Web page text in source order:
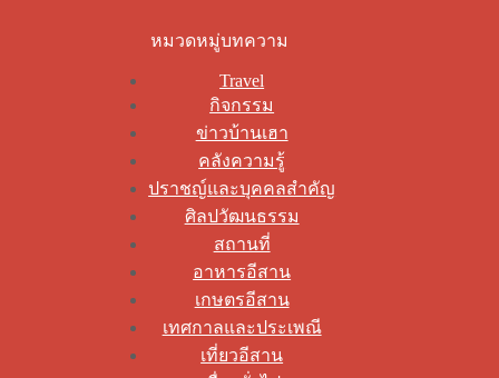
หมวดหมู่บทความ
Travel
กิจกรรม
ข่าวบ้านเฮา
คลังความรู้
ปราชญ์และบุคคลสำคัญ
ศิลปวัฒนธรรม
สถานที่
อาหารอีสาน
เกษตรอีสาน
เทศกาลและประเพณี
เที่ยวอีสาน